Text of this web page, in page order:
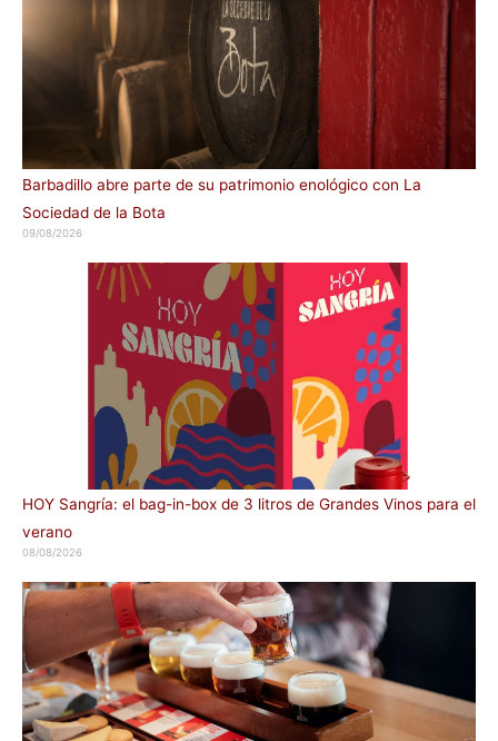
Barbadillo abre parte de su patrimonio enológico con La
Sociedad de la Bota
09/08/2026
HOY Sangría: el bag-in-box de 3 litros de Grandes Vinos para el
verano
08/08/2026